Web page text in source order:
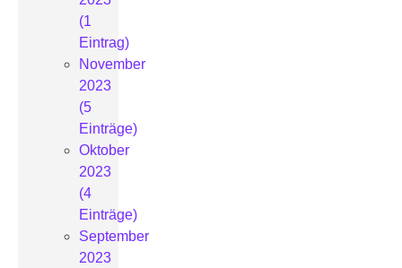
(1
Eintrag)
November
2023
(5
Einträge)
Oktober
2023
(4
Einträge)
September
2023